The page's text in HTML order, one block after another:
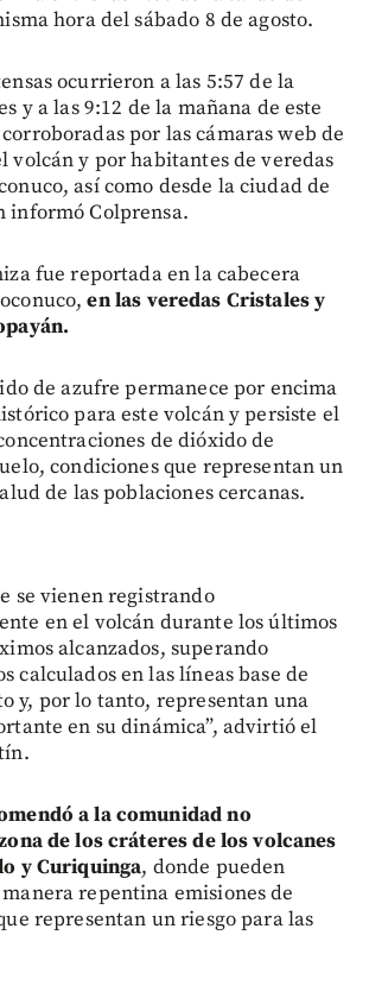
hora del sábado 8 de agosto.
ocurrieron a las 5:57 de la
y a las 9:12 de la mañana de este
por las cámaras web de
volcán y por habitantes de veredas
así como desde la ciudad de
informó Colprensa.
fue reportada en la cabecera
en las veredas Cristales y
de azufre permanece por encima
para este volcán y persiste el
de dióxido de
condiciones que representan un
de las poblaciones cercanas.
se vienen registrando
en el volcán durante los últimos
alcanzados, superando
calculados en las líneas base de
y, por lo tanto, representan una
en su dinámica”, advirtió el
a la comunidad no
de los cráteres de los volcanes
y Curiquinga, donde pueden
repentina emisiones de
representan un riesgo para las